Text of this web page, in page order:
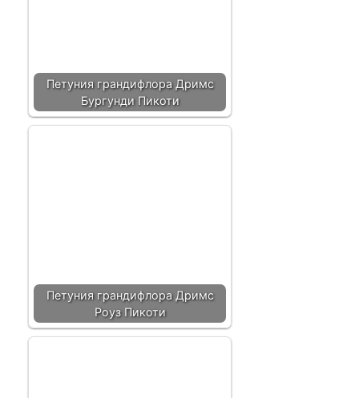
Петуния грандифлора Дримс
Бургунди Пикоти
Петуния грандифлора Дримс
Роуз Пикоти